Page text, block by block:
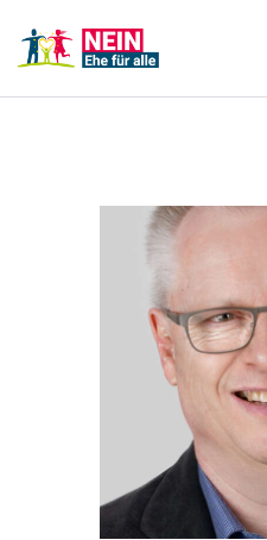
DARUM GEHT ES
ÜBER UNS
DOWNLOADS